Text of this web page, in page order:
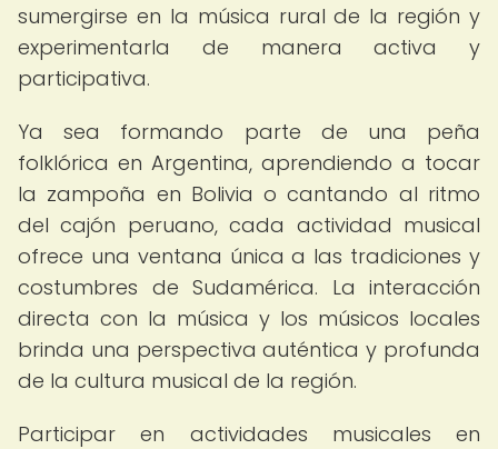
sumergirse en la música rural de la región y
experimentarla de manera activa y
participativa.
Ya sea formando parte de una peña
folklórica en Argentina, aprendiendo a tocar
la zampoña en Bolivia o cantando al ritmo
del cajón peruano, cada actividad musical
ofrece una ventana única a las tradiciones y
costumbres de Sudamérica. La interacción
directa con la música y los músicos locales
brinda una perspectiva auténtica y profunda
de la cultura musical de la región.
Participar en actividades musicales en